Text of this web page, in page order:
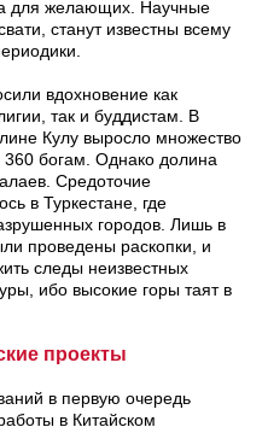
для желающих. Научные
станут известны всему
вдохновение как
так и буддистам. В
Кулу выросло множество
богам. Однако долина
Средоточие
в Туркестане, где
городов. Лишь в
проведены раскопки, и
следы неизвестных
ибо высокие горы таят в
проекты
в первую очередь
в Китайском